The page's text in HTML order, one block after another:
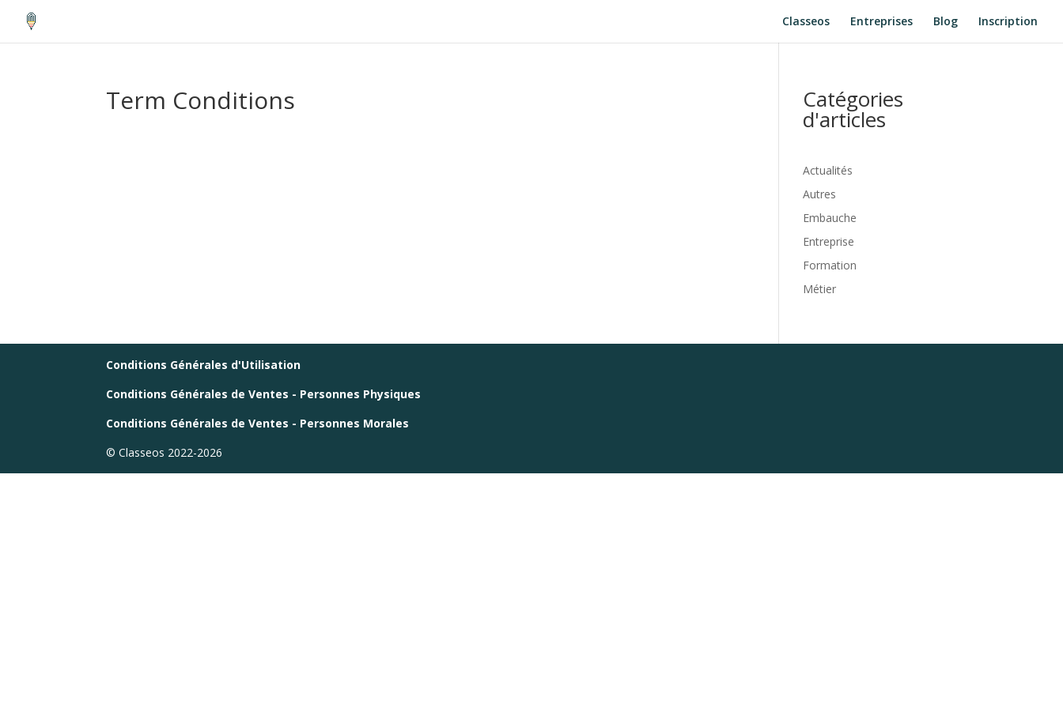
Classeos Entreprises Blog Inscription
Term Conditions Catégories
d'articles
Actualités
Autres
Embauche
Entreprise
Formation
Métier
Conditions Générales d'Utilisation
Conditions Générales de Ventes - Personnes Physiques
Conditions Générales de Ventes - Personnes Morales
© Classeos 2022-2026